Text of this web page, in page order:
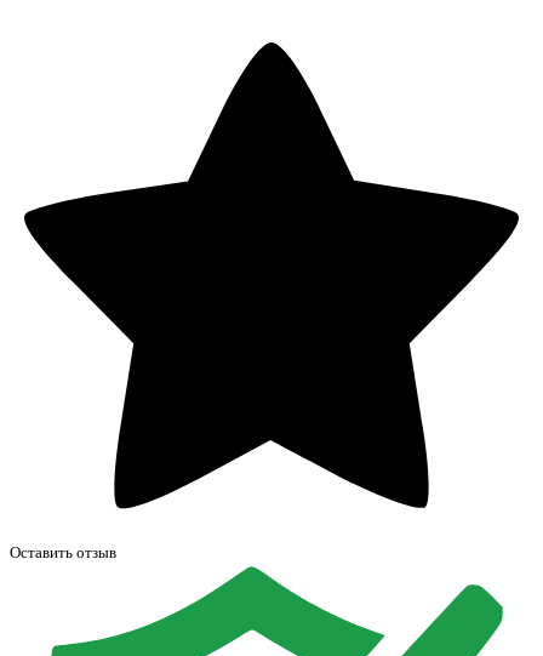
Оставить отзыв